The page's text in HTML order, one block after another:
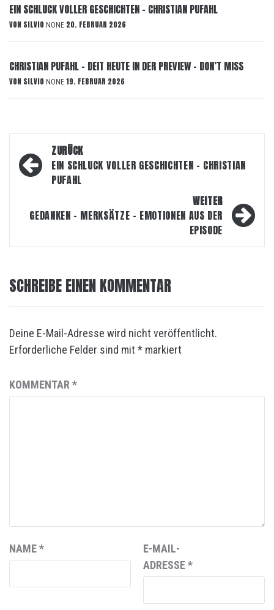
EIN SCHLUCK VOLLER GESCHICHTEN – CHRISTIAN PUFAHL
VON SILVIO NONE 20. FEBRUAR 2026
CHRISTIAN PUFAHL – DEIT HEUTE IN DER PREVIEW – DON’T MISS
VON SILVIO NONE 19. FEBRUAR 2026
Beitragsnavigation
ZURÜCK
EIN SCHLUCK VOLLER GESCHICHTEN – CHRISTIAN
PUFAHL
WEITER
GEDANKEN – MERKSÄTZE – EMOTIONEN AUS DER
EPISODE
SCHREIBE EINEN KOMMENTAR
Deine E-Mail-Adresse wird nicht veröffentlicht.
Erforderliche Felder sind mit * markiert
KOMMENTAR*
NAME*
E-MAIL-
ADRESSE*